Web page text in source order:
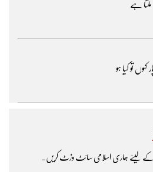
ہے
کہوں تو کیا ہو
کے لیئے ہماری اسلامی سائٹ وزٹ کریں۔